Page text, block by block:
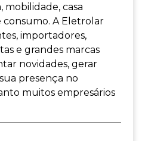
mobilidade, casa
consumo. A Eletrolar
importadores,
e grandes marcas
novidades, gerar
presença no
muitos empresários